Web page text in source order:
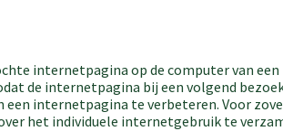
internetpagina op de computer van
de internetpagina bij een volgend
internetpagina te verbeteren. Voor
het individuele internetgebruik te